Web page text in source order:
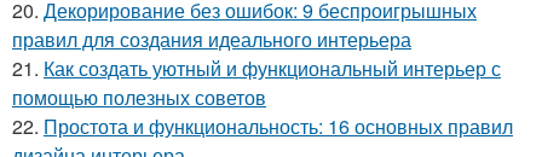
20. Декорирование без ошибок: 9 беспроигрышных
правил для создания идеального интерьера
21. Как создать уютный и функциональный интерьер с
помощью полезных советов
22. Простота и функциональность: 16 основных правил